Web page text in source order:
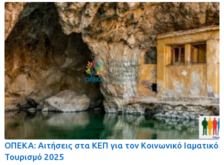
ΟΠΕΚΑ: Αιτήσεις στα ΚΕΠ για τον Κοινωνικό Ιαματικό
Τουρισμό 2025